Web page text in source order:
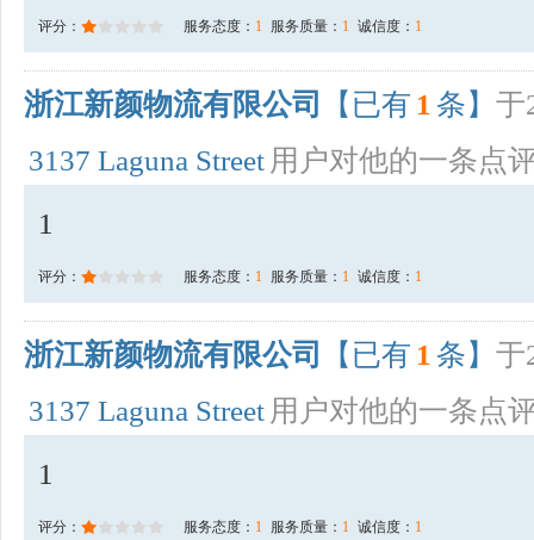
评分： 服务态度： 1 服务质量： 1 诚信度： 1
浙江新颜物流有限公司 【已有 1 条】 于
3137 Laguna Street 用户对他的一条点
1
评分： 服务态度： 1 服务质量： 1 诚信度： 1
浙江新颜物流有限公司 【已有 1 条】 于
3137 Laguna Street 用户对他的一条点
1
评分： 服务态度： 1 服务质量： 1 诚信度： 1